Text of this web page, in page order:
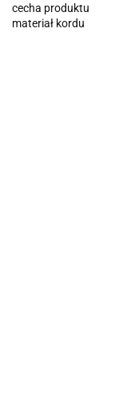
cecha produktu
materiał kordu